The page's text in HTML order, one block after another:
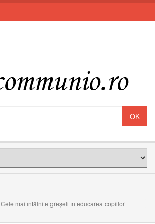
Cele mai întâlnite greșeli în educarea copiilor